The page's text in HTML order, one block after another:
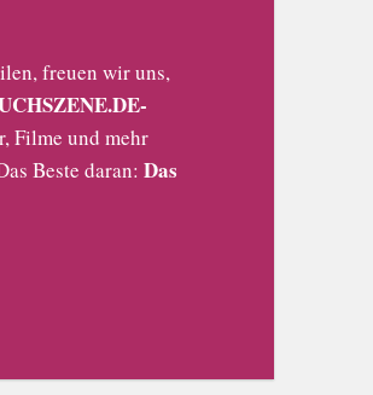
freuen wir uns,
Filme und mehr
Beste daran: Das